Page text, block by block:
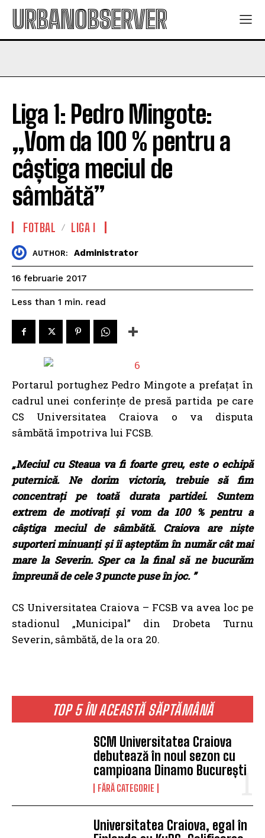
URBANOBSERVER
TOP 5 ÎN ACEASTĂ SĂPTĂMÂNĂ
SCM Universitatea Craiova
debutează în noul sezon cu
campioana Dinamo București
FĂRĂ CATEGORIE
Universitatea Craiova, egal în
Liga 1: Pedro Mingote:
„Vom da 100 % pentru a
câștiga meciul de
sâmbătă”
FOTBAL LIGA I
AUTHOR: Administrator
16 februarie 2017
Less than 1 min. read
Portarul portughez Pedro Mingote a prefațat în
cadrul unei conferințe de presă partida pe care
CS Universitatea Craiova o va disputa
sâmbătă împotriva lui FCSB.
„Meciul cu Steaua va fi foarte greu, este o echipă
puternică. Ne dorim victoria, trebuie să fim
concentrați pe toată durata partidei. Suntem
extrem de motivați și vom da 100 % pentru a
câștiga meciul de sâmbătă. Craiova are niște
suporteri minuanți și îi așteptăm în număr cât mai
mare la Severin. Sper ca la final să ne bucurăm
împreună de cele 3 puncte puse în joc. ”
CS Universitatea Craiova – FCSB va avea loc pe
stadionul „Municipal” din Drobeta Turnu
Severin, sâmbătă, de la ora 20.